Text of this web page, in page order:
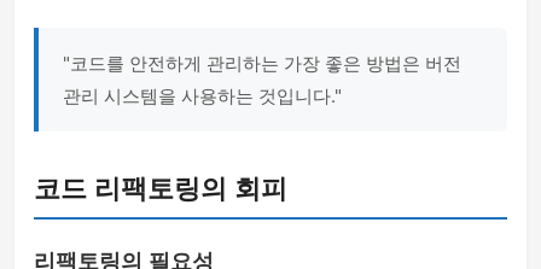
"코드를 안전하게 관리하는 가장 좋은 방법은 버전
관리 시스템을 사용하는 것입니다."
코드 리팩토링의 회피
리팩토링의 필요성